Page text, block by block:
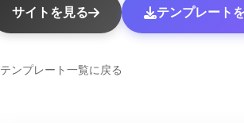
サイトを見る テンプレート
テンプレート一覧に戻る